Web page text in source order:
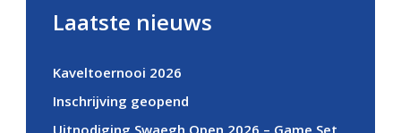
Laatste nieuws
Kaveltoernooi 2026
Inschrijving geopend
Uitnodiging Swaegh Open 2026 – Game Set